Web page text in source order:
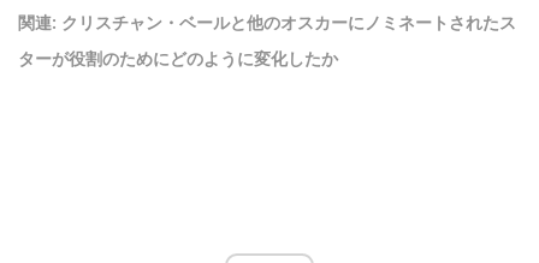
関連: クリスチャン・ベールと他のオスカーにノミネートされたス
ターが役割のためにどのように変化したか